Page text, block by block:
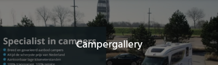
Campergallery